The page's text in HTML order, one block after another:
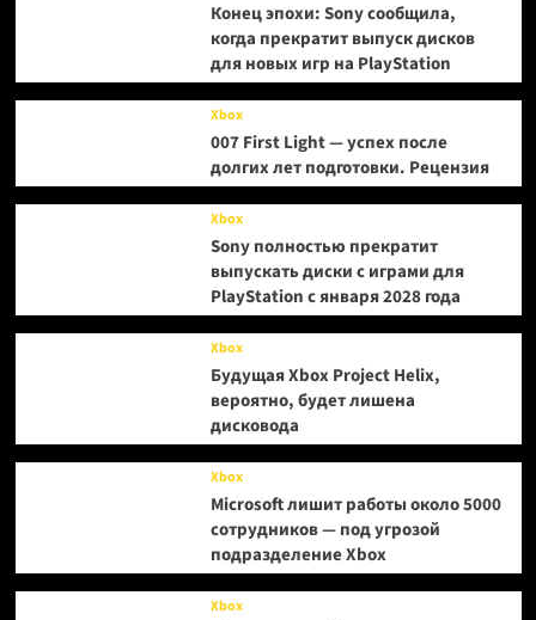
Конец эпохи: Sony сообщила,
когда прекратит выпуск дисков
для новых игр на PlayStation
Xbox
007 First Light — успех после
долгих лет подготовки. Рецензия
Xbox
Sony полностью прекратит
выпускать диски с играми для
PlayStation с января 2028 года
Xbox
Будущая Xbox Project Helix,
вероятно, будет лишена
дисковода
Xbox
Microsoft лишит работы около 5000
сотрудников — под угрозой
подразделение Xbox
Xbox